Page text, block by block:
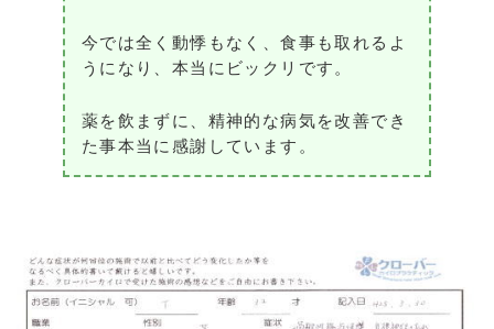
今では全く動悸もなく、食事も取れるよ
うになり、本当にビックリです。
薬を飲まずに、精神的な病気を改善でき
た事本当に感謝しています。